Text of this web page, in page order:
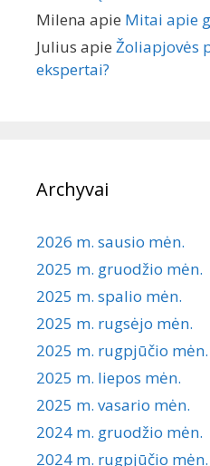
Milena apie Mitai apie
Julius apie Žoliapjovės
ekspertai?
Archyvai
2026 m. sausio mėn.
2025 m. gruodžio mėn.
2025 m. spalio mėn.
2025 m. rugsėjo mėn.
2025 m. rugpjūčio mėn.
2025 m. liepos mėn.
2025 m. vasario mėn.
2024 m. gruodžio mėn.
2024 m. rugpjūčio mėn.